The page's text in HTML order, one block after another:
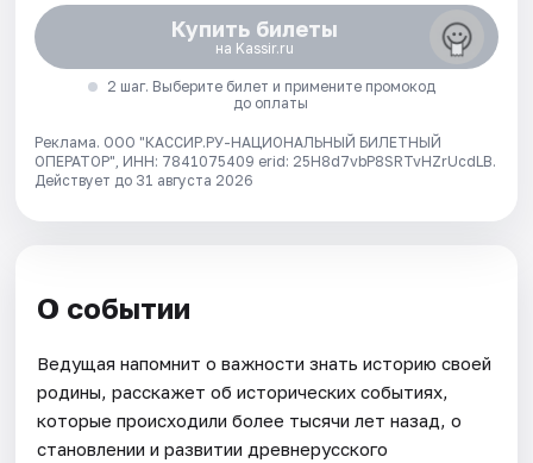
Купить билеты
на Kassir.ru
2 шаг. Выберите билет и примените промокод
до оплаты
Реклама. ООО "КАССИР.РУ-НАЦИОНАЛЬНЫЙ БИЛЕТНЫЙ
ОПЕРАТОР", ИНН: 7841075409 erid: 25H8d7vbP8SRTvHZrUcdLB.
Действует до 31 августа 2026
О событии
Ведущая напомнит о важности знать историю своей
родины, расскажет об исторических событиях,
которые происходили более тысячи лет назад, о
становлении и развитии древнерусского